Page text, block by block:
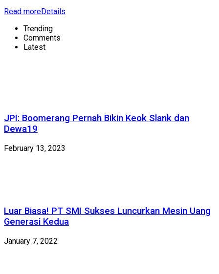
Read moreDetails
Trending
Comments
Latest
JPI: Boomerang Pernah Bikin Keok Slank dan
Dewa19
February 13, 2023
Luar Biasa! PT SMI Sukses Luncurkan Mesin Uang
Generasi Kedua
January 7, 2022